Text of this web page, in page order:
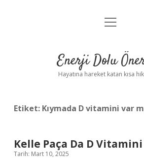
Anasayfa
Yasal Uyarı
menüyü
Enerji Dolu
Hayatına hareket katan kısa
Etiket: Kıymada D vitamini var
Kelle Paça Da D Vitamini
Tarih: Mart 10, 2025